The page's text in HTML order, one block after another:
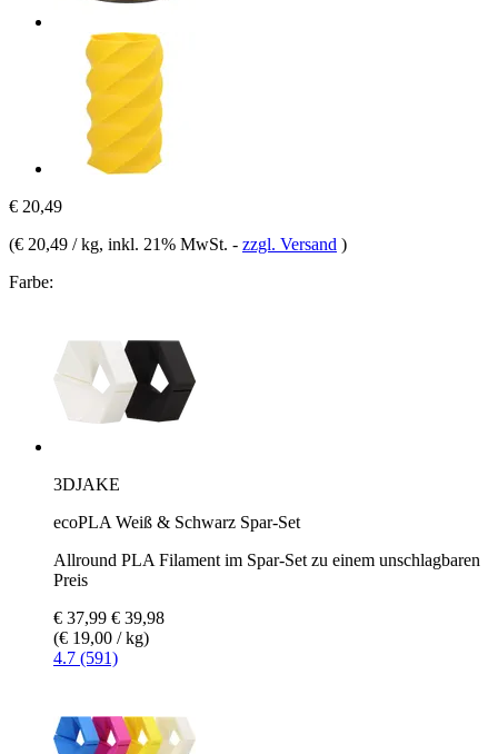
€ 20,49
(€ 20,49 / kg, inkl. 21% MwSt. - zzgl. Versand )
Farbe:
3DJAKE
ecoPLA Weiß & Schwarz Spar-Set
Allround PLA Filament im Spar-Set zu einem unschlagbaren
Preis
€ 37,99 € 39,98
(€ 19,00 / kg)
4.7 (591)